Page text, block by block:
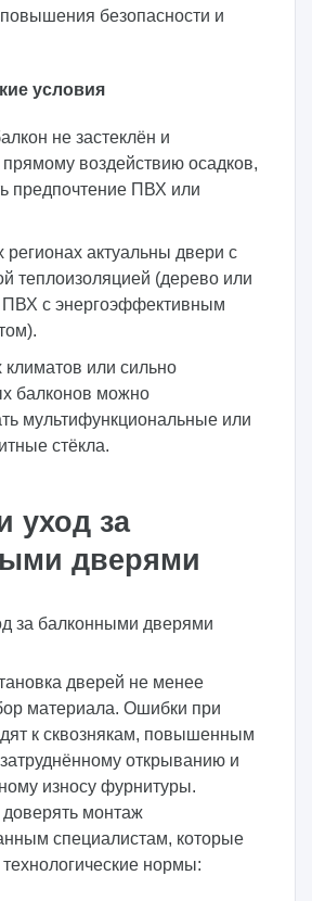
безопасности и
условия
не застеклён и
воздействию осадков,
предпочтение ПВХ или
регионах актуальны двери с
теплоизоляцией (дерево или
с энергоэффективным
или сильно
балконов можно
мультифункциональные или
стёкла.
уход за
дверями
дверей не менее
материала. Ошибки при
к сквознякам, повышенным
открыванию и
износу фурнитуры.
доверять монтаж
специалистам, которые
нормы: